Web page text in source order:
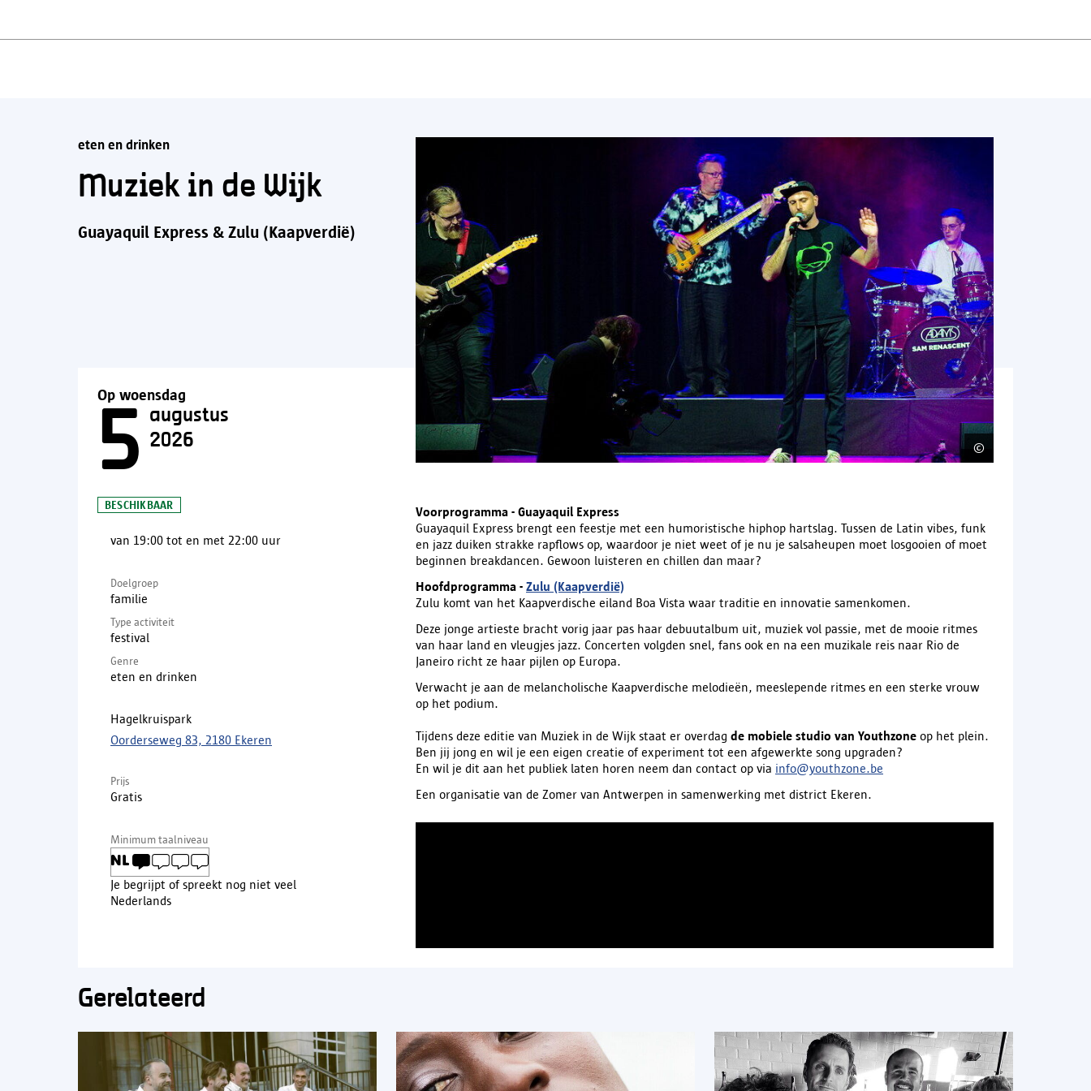
eten en drinken
Muziek in de Wijk
Guayaquil Express & Zulu (Kaapverdië)
©
Op woensdag
5
augustus
2026
BESCHIKBAAR
van 19:00 tot en met 22:00 uur
Doelgroep
familie
Type activiteit
festival
Genre
eten en drinken
Hagelkruispark
Oorderseweg 83, 2180 Ekeren
Prijs
Gratis
Minimum taalniveau
Je begrijpt of spreekt nog niet veel
Nederlands
Voorprogramma - Guayaquil Express
Guayaquil Express brengt een feestje met een humoristische hiphop hartslag. Tussen de Latin vibes, funk
en jazz duiken strakke rapflows op, waardoor je niet weet of je nu je salsaheupen moet losgooien of moet
beginnen breakdancen. Gewoon luisteren en chillen dan maar?
Hoofdprogramma - Zulu (Kaapverdië)
Zulu komt van het Kaapverdische eiland Boa Vista waar traditie en innovatie samenkomen.
Deze jonge artieste bracht vorig jaar pas haar debuutalbum uit, muziek vol passie, met de mooie ritmes
van haar land en vleugjes jazz. Concerten volgden snel, fans ook en na een muzikale reis naar Rio de
Janeiro richt ze haar pijlen op Europa.
Verwacht je aan de melancholische Kaapverdische melodieën, meeslepende ritmes en een sterke vrouw
op het podium.
Tijdens deze editie van Muziek in de Wijk staat er overdag de mobiele studio van Youthzone op het plein.
Ben jij jong en wil je een eigen creatie of experiment tot een afgewerkte song upgraden?
En wil je dit aan het publiek laten horen neem dan contact op via info@youthzone.be
Een organisatie van de Zomer van Antwerpen in samenwerking met district Ekeren.
Gerelateerd